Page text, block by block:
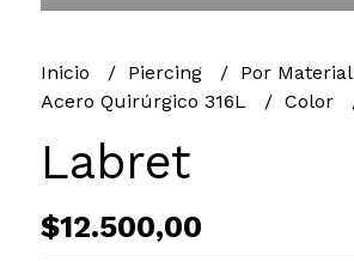
Inicio Piercing
Por Material
Acero Quirúrgico 316L
Color
Labret
$12.500,00